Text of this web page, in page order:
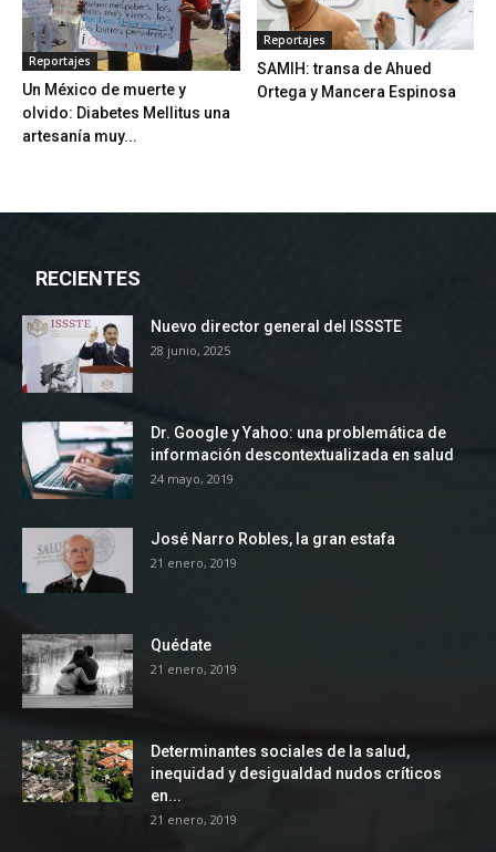
Reportajes
Un México de muerte y
olvido: Diabetes Mellitus una
artesanía muy...
Reportajes
SAMIH: transa de Ahued
Ortega y Mancera Espinosa
RECIENTES
Nuevo director general del ISSSTE
28 junio, 2025
Dr. Google y Yahoo: una problemática de
información descontextualizada en salud
24 mayo, 2019
José Narro Robles, la gran estafa
21 enero, 2019
Quédate
21 enero, 2019
Determinantes sociales de la salud,
inequidad y desigualdad nudos críticos
en...
21 enero, 2019